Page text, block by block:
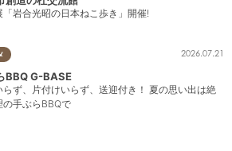
「岩合光昭の日本ねこ歩き」開催!
2026.07.21
BBQ G-BASE
らず、片付けいらず、送迎付き！ 夏の思い出は絶
の手ぶらBBQで